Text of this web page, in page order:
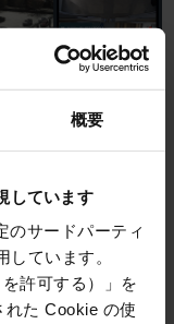
概要
しています
のサードパーティ
ています。
許可する）」を
た Cookie の使